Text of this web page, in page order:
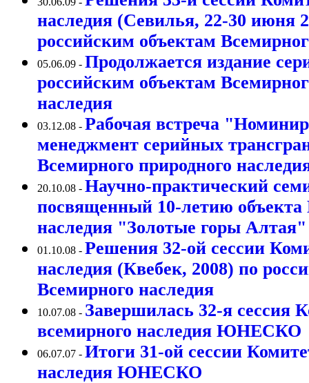
наследия (Севилья, 22-30 июня
российским объектам
05.06.09 - Продолжается издание
российским объектам
наследия
03.12.08 - Рабочая встреча
менеджмент серийных
Всемирного природного
20.10.08 - Научно-практический
посвященный 10-летию объекта
наследия "Золотые горы Алтая"
01.10.08 - Решения 32-ой сессии
наследия (Квебек, 2008) по
Всемирного наследия
10.07.08 - Завершилась 32-я сессия
всемирного наследия ЮНЕСКО
06.07.07 - Итоги 31-ой сессии
наследия ЮНЕСКО